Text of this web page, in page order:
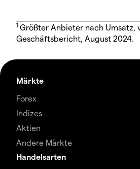
1 Größter Anbieter nach Umsatz,
Geschäftsbericht, August 2024.
Märkte
Forex
Indizes
Aktien
Andere Märkte
Handelsarten